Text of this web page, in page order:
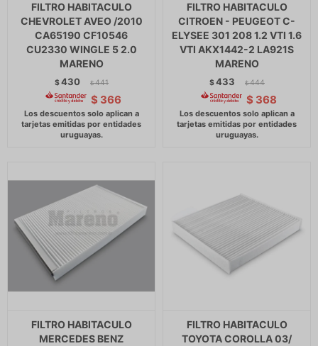
FILTRO HABITACULO
CHEVROLET AVEO /2010
CA65190 CF10546
CU2330 WINGLE 5 2.0
MARENO
$430 $ 441
$ 366
FILTRO HABITACULO
CITROEN - PEUGEOT C-
ELYSEE 301 208 1.2 VTI 1.6
VTI AKX1442-2 LA921S
MARENO
$433 $ 444
$ 368
FILTRO HABITACULO
MERCEDES BENZ
FILTRO HABITACULO
TOYOTA COROLLA 03/